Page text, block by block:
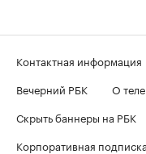
Контактная информация
Вечерний РБК
О
Скрыть баннеры на РБК
Корпоративная подписка